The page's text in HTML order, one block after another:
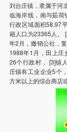
刘台庄镇，隶属于河
临海岸线，南与茹荷
行政区域面积58.97
籍人口为23365人。
年2月，撤销公社，
1988年1月，田上庄
26个行政村， [3]镇
庄镇有工业企业5个
方米以上的综合商店